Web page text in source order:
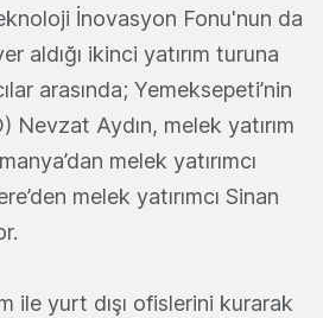
İnovasyon Fonu'nun da
aldığı ikinci yatırım turuna
arasında; Yemeksepeti’nin
Nevzat Aydın, melek yatırım
melek yatırımcı
melek yatırımcı Sinan
ile yurt dışı ofislerini kurarak